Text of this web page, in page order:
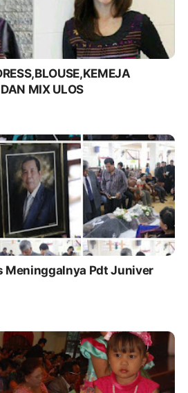
MIX ULOS
Meninggalnya Pdt Juniver